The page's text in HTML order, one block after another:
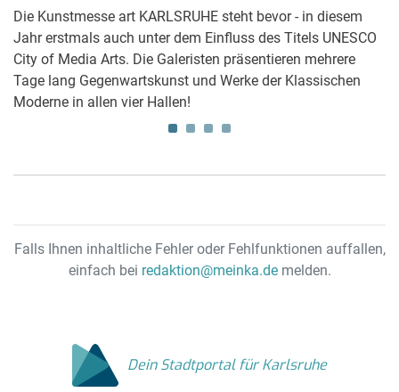
Die Kunstmesse art KARLSRUHE steht bevor - in diesem
Jahr erstmals auch unter dem Einfluss des Titels UNESCO
City of Media Arts. Die Galeristen präsentieren mehrere
Tage lang Gegenwartskunst und Werke der Klassischen
Moderne in allen vier Hallen!
Falls Ihnen inhaltliche Fehler oder Fehlfunktionen auffallen,
einfach bei redaktion@meinka.demelden.
Dein Stadtportal für Karlsruhe